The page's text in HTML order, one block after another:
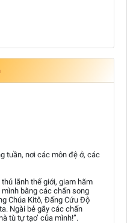
tuần, nơi các môn đệ ở, các
lãnh thế giới, giam hãm
bằng các chấn song
Chúa Kitô, Đấng Cứu Độ
Ngài bẻ gãy các chấn
tù tự tạo’ của mình!”.